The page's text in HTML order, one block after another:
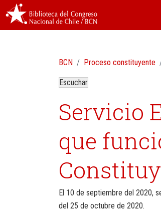
BCN Proceso constituyente
Escuchar
Servicio
que
El 10 de septiembre del 2020,
del 25 de octubre de 2020.